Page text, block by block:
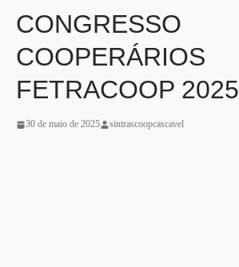
CONGRESSO
COOPERÁRIOS
FETRACOOP 2025
30 de maio de 2025 sintrascoopcascavel